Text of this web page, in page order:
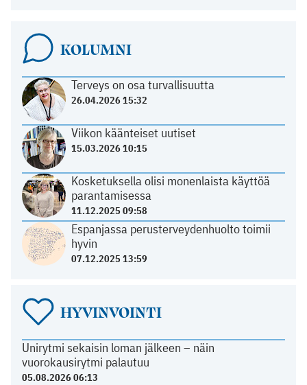
KOLUMNI
Terveys on osa turvallisuutta
26.04.2026 15:32
Viikon käänteiset uutiset
15.03.2026 10:15
Kosketuksella olisi monenlaista käyttöä
parantamisessa
11.12.2025 09:58
Espanjassa perusterveydenhuolto toimii
hyvin
07.12.2025 13:59
HYVINVOINTI
Unirytmi sekaisin loman jälkeen – näin
vuorokausirytmi palautuu
05.08.2026 06:13